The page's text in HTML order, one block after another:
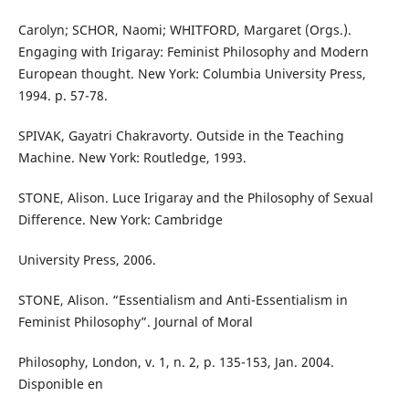
Carolyn; SCHOR, Naomi; WHITFORD, Margaret (Orgs.).
Engaging with Irigaray: Feminist Philosophy and Modern
European thought. New York: Columbia University Press,
1994. p. 57-78.
SPIVAK, Gayatri Chakravorty. Outside in the Teaching
Machine. New York: Routledge, 1993.
STONE, Alison. Luce Irigaray and the Philosophy of Sexual
Difference. New York: Cambridge
University Press, 2006.
STONE, Alison. “Essentialism and Anti-Essentialism in
Feminist Philosophy”. Journal of Moral
Philosophy, London, v. 1, n. 2, p. 135-153, Jan. 2004.
Disponible en